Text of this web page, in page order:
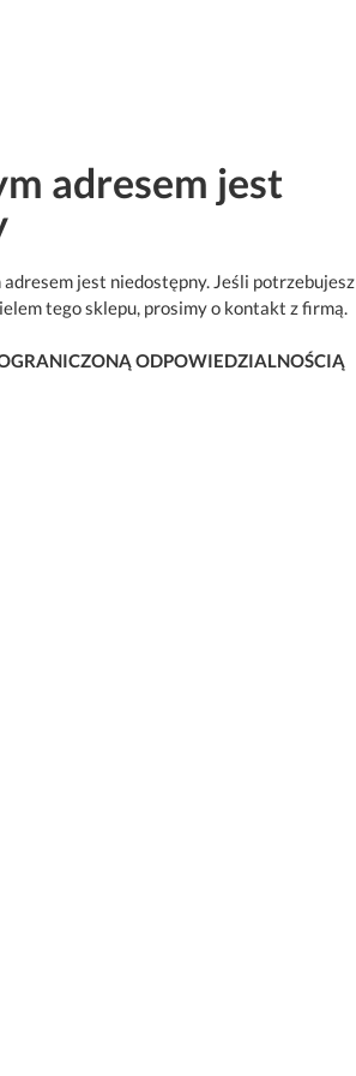
adresem jest
jest niedostępny. Jeśli potrzebujesz
tego sklepu, prosimy o kontakt z firmą.
ODPOWIEDZIALNOŚCIĄ